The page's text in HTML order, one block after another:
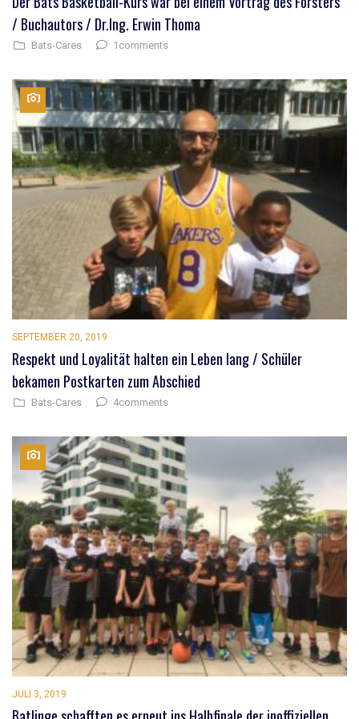
/ Buchautors / Dr.Ing. Erwin Thoma
Bats-Cares 1comments
SEPTEMBER 20, 2019
Respekt und Loyalität halten ein Leben lang / Schüler
bekamen Postkarten zum Abschied
Bats-Cares 4comments
JULI 3, 2019